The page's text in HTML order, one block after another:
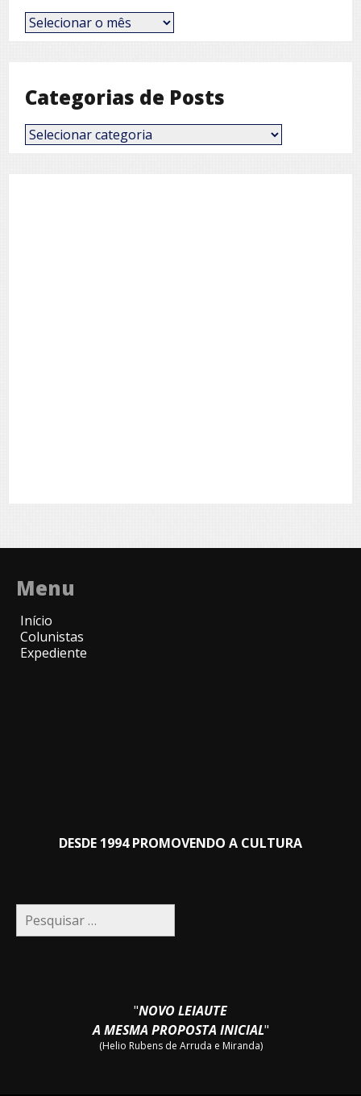
Posts
por
Categorias de Posts
Categorias
de
Menu
Início
Colunistas
Expediente
DESDE 1994 PROMOVENDO A CULTURA
Pesquisar
por:
"NOVO LEIAUTE
A MESMA PROPOSTA INICIAL"
(Helio Rubens de Arruda e Miranda)